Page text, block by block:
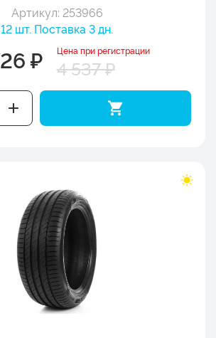
Артикул: 253966
12 шт. Поставка 3 дн.
₽ Цена при регистрации
4 537 ₽